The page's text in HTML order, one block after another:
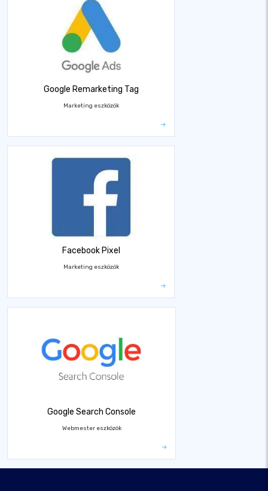
Google Remarketing Tag
Marketing eszközök
Facebook Pixel
Marketing eszközök
Google Search Console
Webmester eszközök